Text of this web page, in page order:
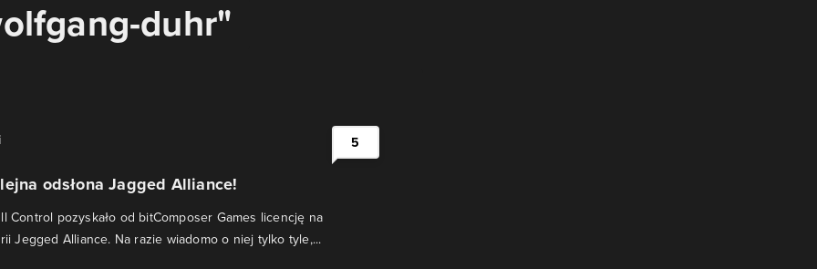
duhr"
odsłona Jagged Alliance!
Control pozyskało od bitComposer Games licencję na
Jegged Alliance. Na razie wiadomo o niej tylko tyle,...
5